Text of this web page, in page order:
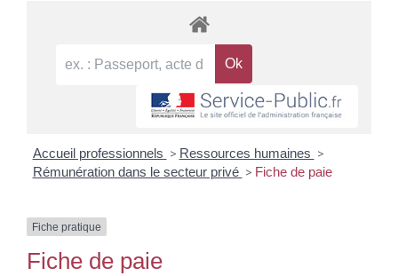
Accueil professionnels > Ressources humaines >
Rémunération dans le secteur privé > Fiche de paie
Fiche pratique
Fiche de paie